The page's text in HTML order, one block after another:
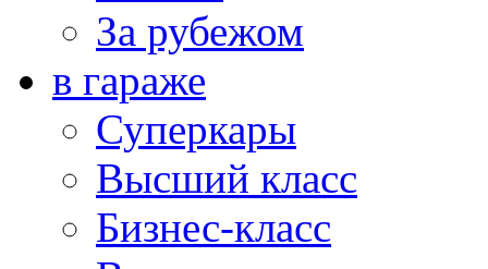
За рубежом
в гараже
Суперкары
Высший класс
Бизнес-класс